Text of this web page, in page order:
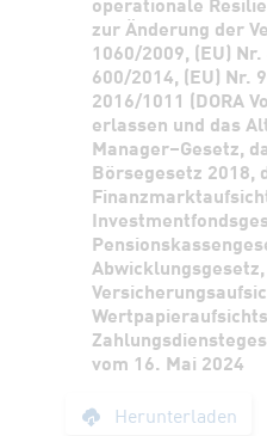
zur Änderung der
1060/2009, (EU)
600/2014, (EU) Nr.
2016/1011 (DORA
erlassen und das
Manager–Gesetz,
Börsegesetz 2018,
vom 16. Mai 2024
Herunterladen